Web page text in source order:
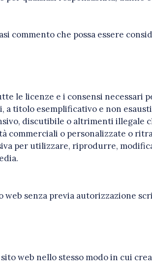
commento che possa essere
le licenze e i consensi necessari
titolo esemplificativo e non
discutibile o altrimenti illegale
commerciali o personalizzate o
per utilizzare, riprodurre,
senza previa autorizzazione
web nello stesso modo in cui